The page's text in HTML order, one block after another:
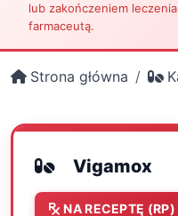
lub zakończeniem
farmaceutą.
Strona główna
Vigamox
NA RECEPTĘ (RP)